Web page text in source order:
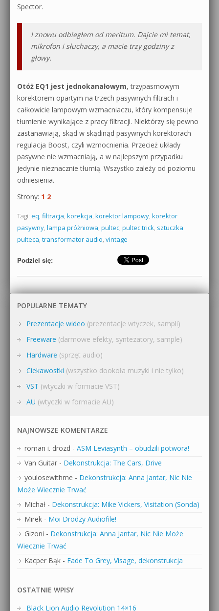
Spector.
I znowu odbiegłem od meritum. Dajcie mi temat,
mikrofon i słuchaczy, a macie trzy godziny z
głowy.
Otóż EQ1 jest jednokanałowym, trzypasmowym
korektorem opartym na trzech pasywnych filtrach i
całkowicie lampowym wzmacniaczu, który kompensuje
tłumienie wynikające z pracy filtracji. Niektórzy się pewno
zastanawiają, skąd w skądinąd pasywnych korektorach
regulacja Boost, czyli wzmocnienia. Przecież układy
pasywne nie wzmacniają, a w najlepszym przypadku
jedynie nieznacznie tłumią. Wszystko zależy od poziomu
odniesienia.
Strony: 1 2
Tagi: eq, filtracja, korekcja, korektor lampowy, korektor
pasywny, lampa próżniowa, pultec, pultec trick, sztuczka
pulteca, transformator audio, vintage
Podziel się:
POPULARNE TEMATY
Prezentacje wideo (prezentacje wtyczek, sampli)
Freeware (darmowe efekty, syntezatory, sample)
Hardware (sprzęt audio)
Ciekawostki (wszystko dookoła muzyki i nie tylko)
VST (wtyczki w formacie VST)
AU (wtyczki w formacie AU)
NAJNOWSZE KOMENTARZE
roman i. drozd - ASM Leviasynth – obudzili potwora!
Van Guitar - Dekonstrukcja: The Cars, Drive
youlosewithme - Dekonstrukcja: Anna Jantar, Nic Nie
Może Wiecznie Trwać
Michał - Dekonstrukcja: Mike Vickers, Visitation (Sonda)
Mirek - Moi Drodzy Audiofile!
Gizoni - Dekonstrukcja: Anna Jantar, Nic Nie Może
Wiecznie Trwać
Kacper Bąk - Fade To Grey, Visage, dekonstrukcja
OSTATNIE WPISY
Black Lion Audio Revolution 14×16